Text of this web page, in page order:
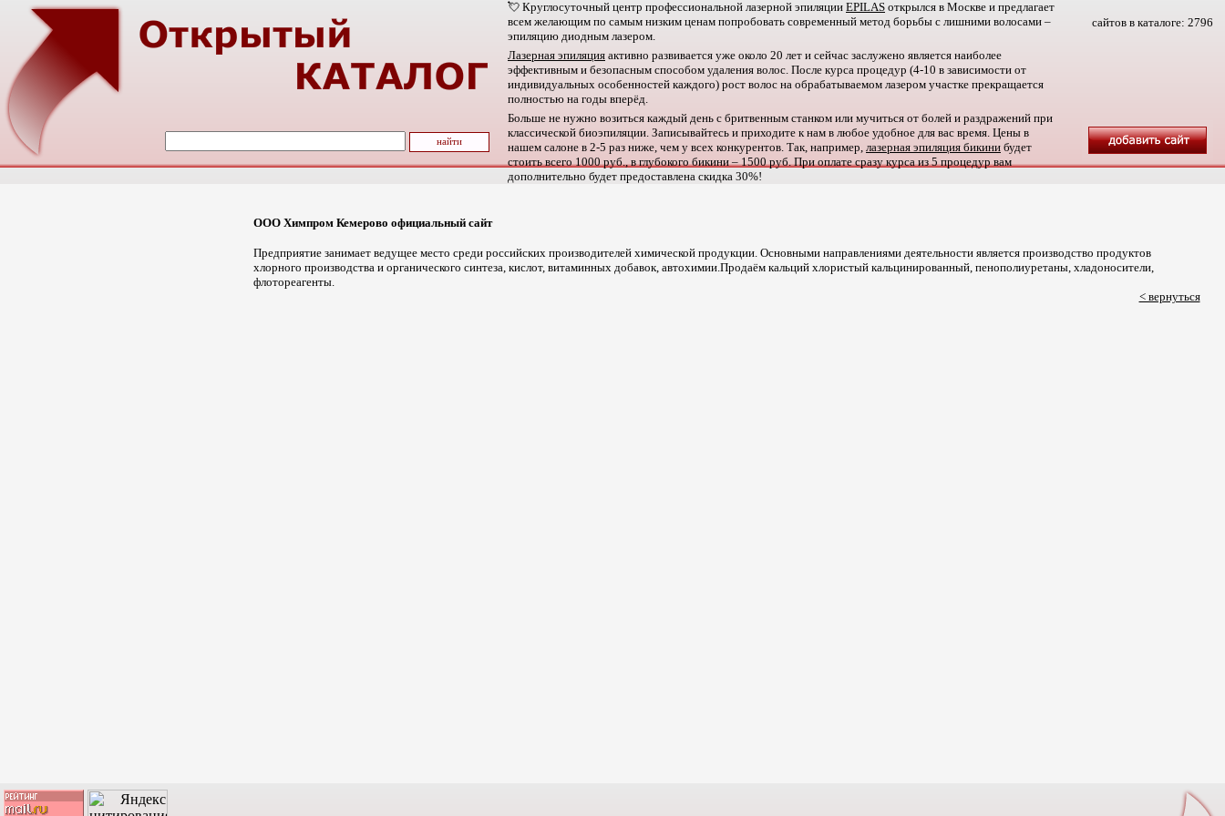
💘 Круглосуточный центр профессиональной лазерной эпиляции EPILAS открылся в Москве и предлагает
всем желающим по самым низким ценам попробовать современный метод борьбы с лишними волосами –
эпиляцию диодным лазером.
Лазерная эпиляция активно развивается уже около 20 лет и сейчас заслужено является наиболее
эффективным и безопасным способом удаления волос. После курса процедур (4-10 в зависимости от
индивидуальных особенностей каждого) рост волос на обрабатываемом лазером участке прекращается
полностью на годы вперёд.
Больше не нужно возиться каждый день с бритвенным станком или мучиться от болей и раздражений при
классической биоэпиляции. Записывайтесь и приходите к нам в любое удобное для вас время. Цены в
нашем салоне в 2-5 раз ниже, чем у всех конкурентов. Так, например, лазерная эпиляция бикини будет
стоить всего 1000 руб., в глубокого бикини – 1500 руб. При оплате сразу курса из 5 процедур вам
дополнительно будет предоставлена скидка 30%!
сайтов в каталоге: 2796
ООО Химпром Кемерово официальный сайт
Предприятие занимает ведущее место среди российских производителей химической продукции. Основными направлениями деятельности является производство продуктов
хлорного производства и органического синтеза, кислот, витаминных добавок, автохимии.Продаём кальций хлористый кальцинированный, пенополиуретаны, хладоносители,
флотореагенты.
< вернуться